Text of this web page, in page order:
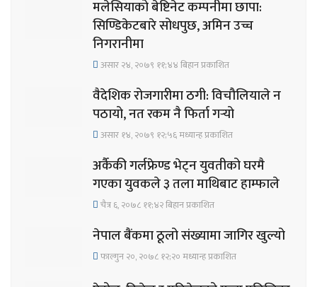
मलेसियाको बेष्टिनेट कम्पनीमा छापा:
सिण्डिकेटबारे सोधपुछ, अमिन उच्च
निगरानीमा
असार २४, २०७९ ११;४४ बिहान प्रकाशित
वैदेशिक रोजगारीमा ठगी: विचौलियाले न
पठायो, नत रकम नै फिर्ता गर्‍यो
असार १४, २०७९ १२;५६ मध्यान्ह प्रकाशित
अर्कैकी गर्लफ्रेण्ड भेट्न युवतीको घरमै
गएका युवकले ३ तला माथिबाट हाम्फाले
चैत्र ६, २०७८ ११;४२ बिहान प्रकाशित
नेपाल बैंकमा ठूलो संख्यामा जागिर खुल्यो
फाल्गुन २०, २०७८ १२;२० मध्यान्ह प्रकाशित